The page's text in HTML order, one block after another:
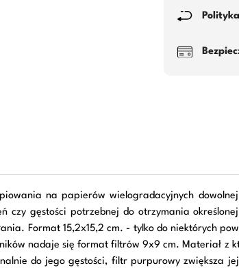
na papierów wielogradacyjnych
czy gęstości potrzebnej do otrzymania
Format 15,2x15,2 cm. - tylko do niektórych
nadaje się format filtrów 9x9 cm. Materiał z
do jego gęstości, filtr purpurowy zwiększa